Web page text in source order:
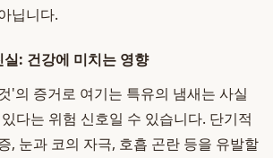
닙니다.
: 건강에 미치는 영향
'의 증거로 여기는 특유의 냄새는 사실
다는 위험 신호일 수 있습니다. 단기적
, 눈과 코의 자극, 호흡 곤란 등을 유발할